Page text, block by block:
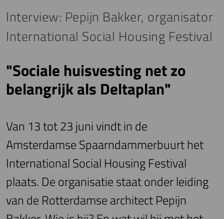
Interview: Pepijn Bakker, organisator
International Social Housing Festival
"Sociale huisvesting net zo
belangrijk als Deltaplan"
Van 13 tot 23 juni vindt in de
Amsterdamse Spaarndammerbuurt het
International Social Housing Festival
plaats. De organisatie staat onder leiding
van de Rotterdamse architect Pepijn